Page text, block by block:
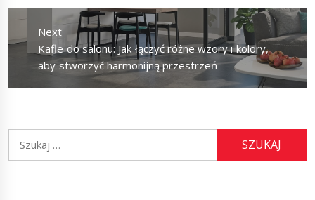
Next
Next
post:
Kafle do salonu: Jak łączyć różne wzory i kolory,
aby stworzyć harmonijną przestrzeń